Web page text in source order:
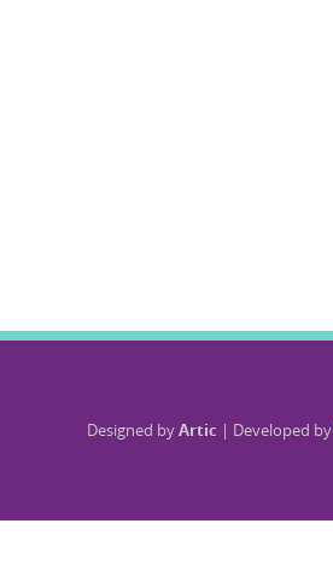
Designed byArtic | Developed by